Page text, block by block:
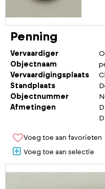
Penning
Vervaardiger
Objectnaam
Vervaardigingsplaats
Standplaats
Objectnummer
Afmetingen
Voeg toe aan favorieten
Voeg toe aan selectie